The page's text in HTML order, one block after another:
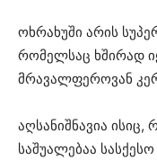
ოხრახუში არის
რომელსაც ხშირად
მრავალფეროვან
აღსანიშნავია
საშუალებაა